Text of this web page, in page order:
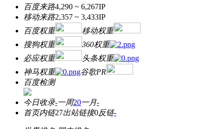
百度来路4,290 ~ 6,267IP
移动来路2,357 ~ 3,433IP
百度权重
移动权重
搜狗权重
360权重
必应权重
头条权重
神马权重
谷歌PR
百度检测
今日收录-一周20一月-
首页内链27出站链接0反链-